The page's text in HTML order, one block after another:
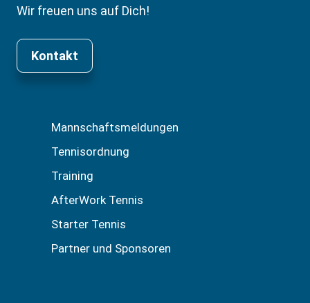
Wir freuen uns auf Dich!
Kontakt
Mannschaftsmeldungen
Tennisordnung
Training
AfterWork Tennis
Starter Tennis
Partner und Sponsoren